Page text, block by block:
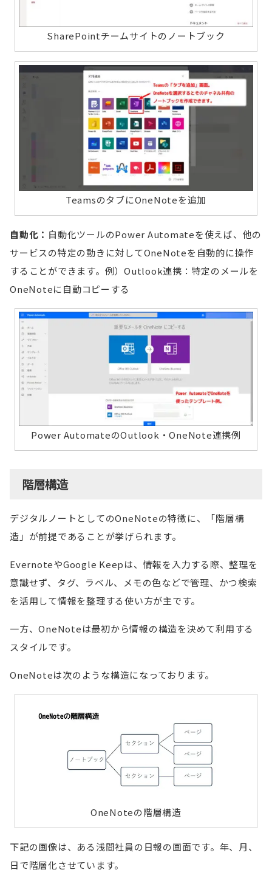
SharePointチームサイトのノートブック
TeamsのタブにOneNoteを追加
自動化： 自動化ツールのPower Automateを使えば、他の
サービスの特定の動きに対してOneNoteを自動的に操作
することができます。例）Outlook連携：特定のメールを
OneNoteに自動コピーする
Power AutomateのOutlook・OneNote連携例
階層構造
デジタルノートとしてのOneNoteの特徴に、「階層構
造」が前提であることが挙げられます。
EvernoteやGoogle Keepは、情報を入力する際、整理を
意識せず、タグ、ラベル、メモの色などで管理、かつ検索
を活用して情報を整理する使い方が主です。
一方、OneNoteは最初から情報の構造を決めて利用する
スタイルです。
OneNoteは次のような構造になっております。
OneNoteの階層構造
下記の画像は、ある浅間社員の日報の画面です。年、月、
日で階層化させています。